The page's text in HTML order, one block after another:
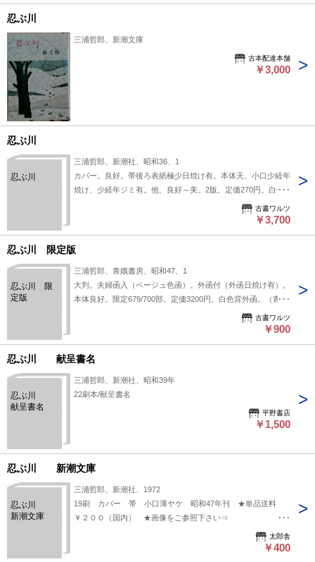
初函帯
下さい。状態表記の無いものは特に問題なく良好とお考え下さ
忍ぶ川
三浦哲郎、新潮文庫
古本配達本舗
￥3,000
忍ぶ川
忍ぶ川
三浦哲郎、新潮社、昭和36、1
カバー。良好。帯後ろ表紙極少日焼け有。本体天、小口少経年
焼け、少経年ジミ有。他、良好～美。2版。定価270円。白色/
古書ワルツ
￥3,700
忍ぶ川 限定版
忍ぶ川 限
定版
三浦哲郎、青娥書房、昭和47、1
大判。夫婦函入（ベージュ色函）。外函付（外函日焼け有）。
本体良好。限定679/700部。定価3200円。白色背外函。（青娥
古書ワルツ
￥900
忍ぶ川 献呈書名
忍ぶ川
献呈書名
三浦哲郎、新潮社、昭和39年
22刷本/献呈書名
平野書店
￥1,500
忍ぶ川 新潮文庫
忍ぶ川
新潮文庫
三浦哲郎、新潮社、1972
19刷 カバー 帯 小口薄ヤケ 昭和47年刊 ★単品送料
￥２００（国内） ★画像をご参照下さい⇒
https://www.dropbox.com/s/y1clb4e39f1pr00/64955-.jpg?dl=0
太郎舎
￥400